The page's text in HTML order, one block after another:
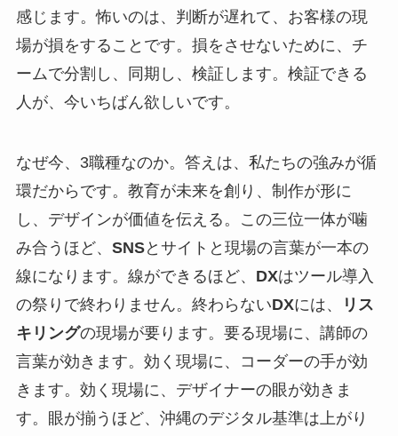
感じます。怖いのは、判断が遅れて、お客様の現
場が損をすることです。損をさせないために、チ
ームで分割し、同期し、検証します。検証できる
人が、今いちばん欲しいです。
なぜ今、3職種なのか。答えは、私たちの強みが循
環だからです。教育が未来を創り、制作が形に
し、デザインが価値を伝える。この三位一体が噛
み合うほど、 SNSとサイトと現場の言葉が一本の
線になります。線ができるほど、 DXはツール導入
の祭りで終わりません。終わらないDXには、
リス
キリングの現場が要ります。要る現場に、講師の
言葉が効きます。効く現場に、コーダーの手が効
きます。効く現場に、デザイナーの眼が効きま
す。眼が揃うほど、沖縄のデジタル基準は上がり